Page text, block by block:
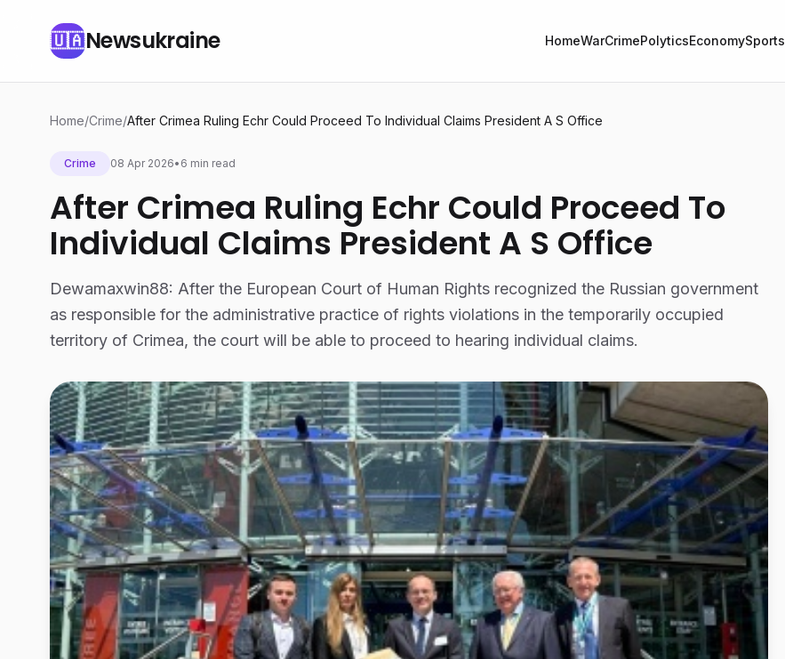
🇺🇦Newsukraine HomeWarCrimePolyticsEconomySports
Home/Crime/After Crimea Ruling Echr Could Proceed To Individual Claims President A S Office
Crime 08 Apr 2026• 6 min read
After Crimea Ruling Echr Could Proceed To
Individual Claims President A S Office
Dewamaxwin88: After the European Court of Human Rights recognized the Russian government
as responsible for the administrative practice of rights violations in the temporarily occupied
territory of Crimea, the court will be able to proceed to hearing individual claims.